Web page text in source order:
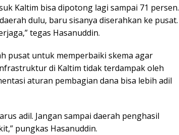
Kaltim bisa dipotong lagi sampai 71 persen.
dulu, baru sisanya diserahkan ke pusat.
tegas Hasanuddin.
pusat untuk memperbaiki skema agar
di Kaltim tidak terdampak oleh
aturan pembagian dana bisa lebih adil
adil. Jangan sampai daerah penghasil
pungkas Hasanuddin.